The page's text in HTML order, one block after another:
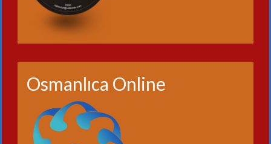
Osmanlıca Online